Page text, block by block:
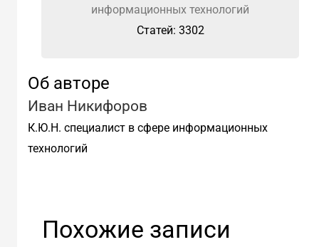
информационных технологий
Cтатей: 3302
Об авторе
Иван Никифоров
К.Ю.Н. специалист в сфере информационных
технологий
Похожие записи